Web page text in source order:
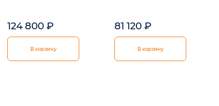
124 800 ₽
В корзину
81 120 ₽
В корзину